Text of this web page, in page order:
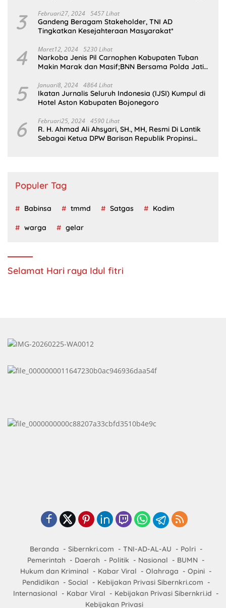
3 Februari27, 2024 5457 Lihat
Gandeng Beragam Stakeholder, TNI AD
Tingkatkan Kesejahteraan Masyarakat*
4 Maret12, 2024 5230 Lihat
Narkoba Jenis Pil Carnophen Kabupaten Tuban
Makin Marak dan Masif;BNN Bersama Polda Jatim
5 Januari8, 2024 4864 Lihat
Ikatan Jurnalis Seluruh Indonesia (IJSI) Kumpul di
Hotel Aston Kabupaten Bojonegoro
6 Februari25, 2024 4590 Lihat
R. H. Ahmad Ali Ahsyari, SH., MH, Resmi Di Lantik
Sebagai Ketua DPW Barisan Republik Propinsi
Populer Tag
Babinsa tmmd Satgas Kodim
warga gelar
Selamat Hari raya Idul fitri
Beranda Sibernkri.com TNI-AD-AL-AU
Polri
Pemerintah
Daerah Politik Nasional
BUMN
Hukum dan Kriminal
Kabar Viral Olahraga
Opini
Pendidikan
Social
Kebijakan Privasi Sibernkri.com
Internasional
Kabar Viral
Kebijakan Privasi Sibernkri.id
Kebijakan Privasi